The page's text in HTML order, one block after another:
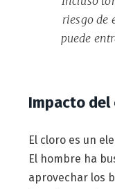
riesgo de
puede
Impacto del
El cloro es un
El hombre ha
aprovechar los